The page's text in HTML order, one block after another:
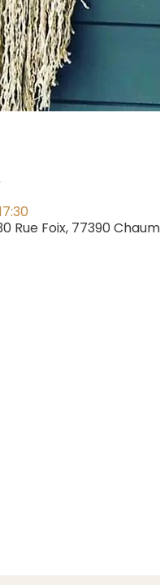
Rue Foix, 77390